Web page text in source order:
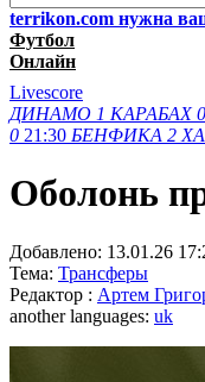
terrikon.com нужна
Футбол
Онлайн
Livescore
ДИНАМО 1 КАРАБАХ 0
0 21:30 БЕНФИКА 2
Оболонь
Добавлено: 13.01.26
Тема: Трансферы
Редактор : Артем
another languages: uk